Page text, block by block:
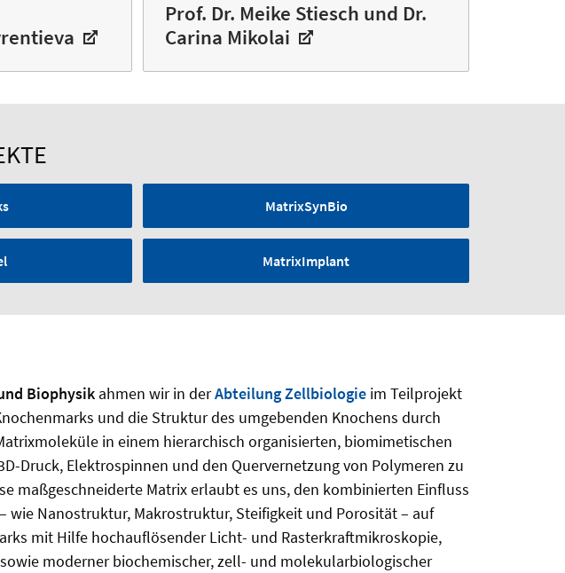
Prof. Dr. Meike Stiesch und Dr.
Carina Mikolai
MatrixSynBio
MatrixImplant
Biophysik ahmen wir in derAbteilung Zellbiologie im Teilprojekt
und die Struktur des umgebenden Knochens durch
in einem hierarchisch organisierten, biomimetischen
Druck, Elektrospinnen und den Quervernetzung von Polymeren zu
maßgeschneiderte Matrix erlaubt es uns, den kombinierten Einfluss
wie Nanostruktur, Makrostruktur, Steifigkeit und Porosität – auf
mit Hilfe hochauflösender Licht- und Rasterkraftmikroskopie,
moderner biochemischer, zell- und molekularbiologischer